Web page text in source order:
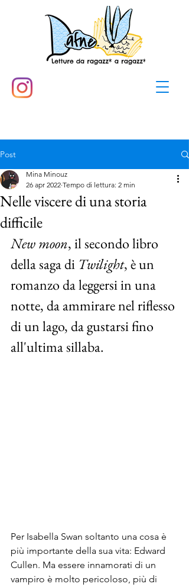
Post
Nelle viscere di una storia
difficile
Mina Minouz
26 apr 2022 Tempo di lettura: 2 min
New moon, il secondo libro
della saga di Twilight, è un
romanzo da leggersi in una
notte, da ammirare nel riflesso
di un lago, da gustarsi fino
all'ultima sillaba.
Per Isabella Swan soltanto una cosa è
più importante della sua vita: Edward
Cullen. Ma essere innamorati di un
vampiro è molto pericoloso, più di